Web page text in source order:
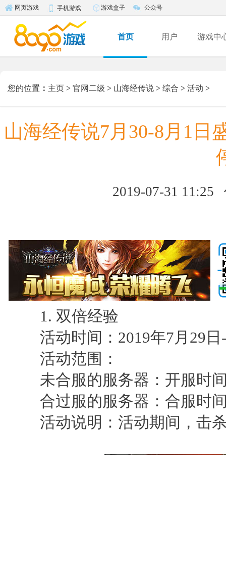
网页游戏 手机游戏 游戏盒子 公众号
首页 用户 游戏中
您的位置 ： 主页 > 官网二级 > 山海经传说 > 综合 > 活动 >
山海经传说7月30-8月1日
2019-07-31 11:25
1. 双倍经验
活动时间：2019年7月29日-
活动范围：
未合服的服务器：开服时间
合过服的服务器：合服时间
活动说明：活动期间，击杀